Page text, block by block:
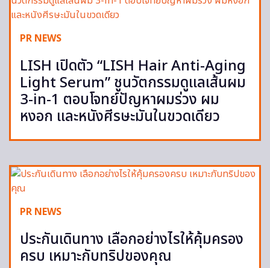
PR NEWS
LISH เปิดตัว “LISH Hair Anti-Aging
Light Serum” ชูนวัตกรรมดูแลเส้นผม
3-in-1 ตอบโจทย์ปัญหาผมร่วง ผม
หงอก และหนังศีรษะมันในขวดเดียว
PR NEWS
ประกันเดินทาง เลือกอย่างไรให้คุ้มครอง
ครบ เหมาะกับทริปของคุณ